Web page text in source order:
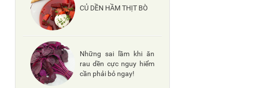
CỦ DỀN HẦM THỊT BÒ
Những sai lầm khi ăn
rau dền cực nguy hiểm
cần phải bỏ ngay!